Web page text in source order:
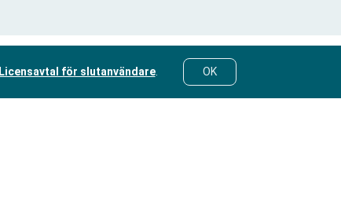
Licensavtal för slutanvändare. OK